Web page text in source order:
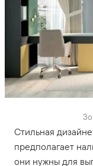
Стильная
предполагает
они нужны для